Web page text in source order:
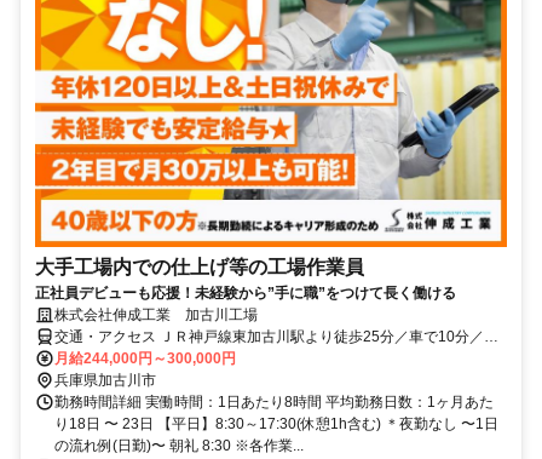
大手工場内での仕上げ等の工場作業員
正社員デビューも応援！未経験から”手に職”をつけて長く働ける
株式会社伸成工業 加古川工場
交通・アクセス ＪＲ神戸線東加古川駅より徒歩25分／車で10分／交
通費全額支給
月給244,000円～300,000円
兵庫県加古川市
勤務時間詳細 実働時間：1日あたり8時間 平均勤務日数：1ヶ月あた
り18日 〜 23日 【平日】8:30～17:30(休憩1h含む) ＊夜勤なし 〜1日
の流れ例(日勤)〜 朝礼 8:30 ※各作業...